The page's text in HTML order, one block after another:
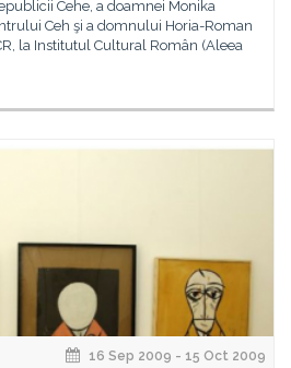
Cehe, a doamnei Monika
Ceh şi a domnului Horia-Roman
la Institutul Cultural Român (Aleea
16 Sep 2009 - 15 Oct 2009